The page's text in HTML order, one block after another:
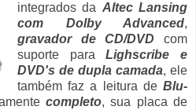
integrados da Altec Lansing
com Dolby Advanced,
gravador de CD/DVD com
suporte paraLighscribe e
DVD's de dupla camada, ele
também faz a leitura de Blu-
completo, sua placa de